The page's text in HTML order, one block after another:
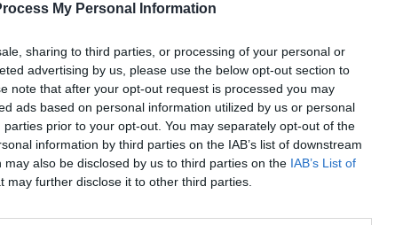
My Personal Information
sharing to third parties, or processing of your personal or
advertising by us, please use the below opt-out section to
note that after your opt-out request is processed you may
ads based on personal information utilized by us or personal
prior to your opt-out. You may separately opt-out of the
information by third parties on the IAB’s list of downstream
also be disclosed by us to third parties on the IAB’s List of
may further disclose it to other third parties.
de baleiniers ; celles du couplet sont une
au meneur de varier et rallonger la chanson
"Pélégrin" de Tri Yann).
composé par Patrick Denain du groupe normand
- le Chasse-Marée).